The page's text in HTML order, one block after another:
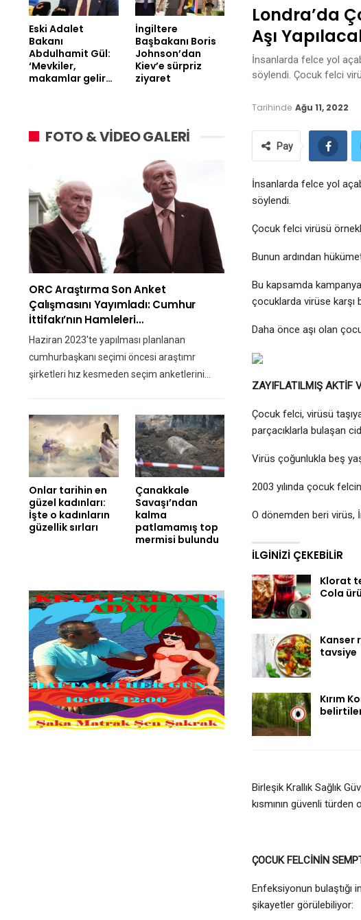
Londra’da
Aşı
İnsanlarda felce yol
söylendi. Çocuk felci
Tarihinde Ağu 11, 2022
Pay
İnsanlarda felce yol
söylendi.
Çocuk felci virüsü
Bunun ardından
Bu kapsamda
çocuklarda virüse karşı
Daha önce aşı olan
ZAYIFLATILMIŞ AKTİF
Çocuk felci, virüsü
parçacıklarla bulaşan
Virüs çoğunlukla beş
2003 yılında çocuk
O dönemden beri virüs,
İLGINIZI ÇEKEBILIR
Klorat
Cola
Kanser
tavsiye
Kırım
Birleşik Krallık Sağlık
kısmının güvenli
ÇOCUK FELCİNİN
Enfeksiyonun bulaştığı
şikayetler görülebiliyor:
Eski Adalet
Bakanı
Abdulhamit Gül:
‘Mevkiler,
makamlar gelir…
İngiltere
Başbakanı Boris
Johnson’dan
Kiev’e sürpriz
ziyaret
FOTO & VİDEO GALERİ
ORC Araştırma Son Anket
Çalışmasını Yayımladı: Cumhur
İttifakı’nın Hamleleri…
Haziran 2023'te yapılması planlanan
cumhurbaşkanı seçimi öncesi araştımr
şirketleri hız kesmeden seçim anketlerini…
Onlar tarihin en
güzel kadınları:
İşte o kadınların
güzellik sırları
Çanakkale
Savaşı’ndan
kalma
patlamamış top
mermisi bulundu